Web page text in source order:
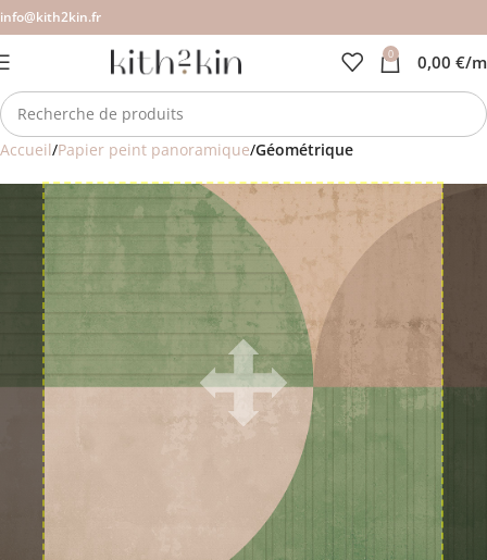
info@kith2kin.fr
0 0,00 €/
Accueil Papier peint panoramique Géométrique